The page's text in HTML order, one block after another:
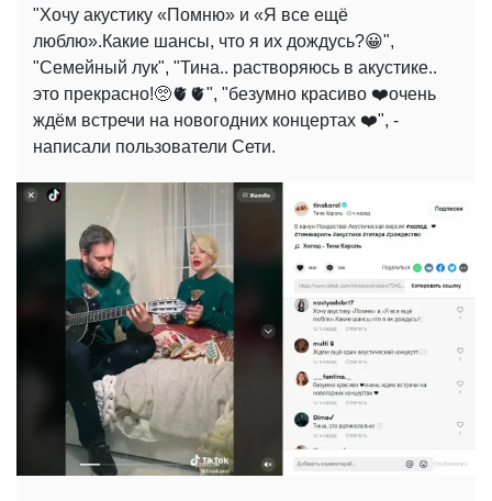
"Хочу акустику «Помню» и «Я все ещё
люблю».Какие шансы, что я их дождусь?😀",
"Семейный лук", "Тина.. растворяюсь в акустике..
это прекрасно!🥺🫀🫀", "безумно красиво ❤️очень
ждём встречи на новогодних концертах ❤️", -
написали пользователи Сети.